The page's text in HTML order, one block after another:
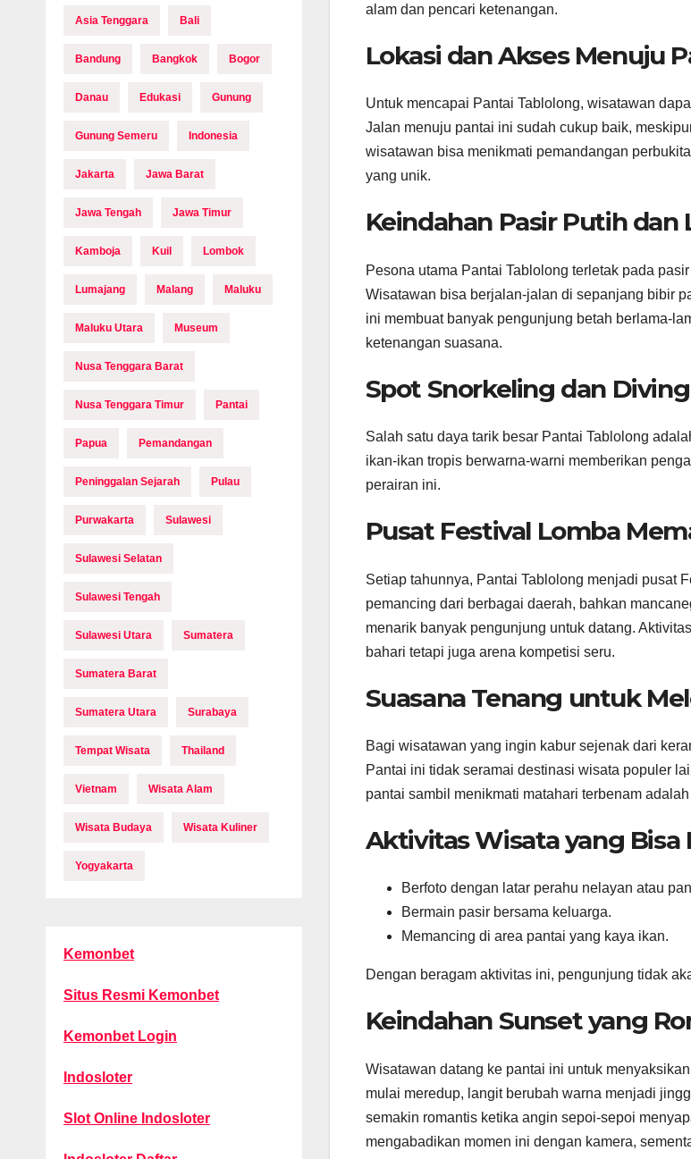
Asia Tenggara Bali
Bandung Bangkok Bogor
Danau Edukasi Gunung
Gunung Semeru Indonesia
Jakarta Jawa Barat
Jawa Tengah Jawa Timur
Kamboja Kuil Lombok
Lumajang Malang Maluku
Maluku Utara Museum
Nusa Tenggara Barat
Nusa Tenggara Timur Pantai
Papua Pemandangan
Peninggalan Sejarah Pulau
Purwakarta Sulawesi
Sulawesi Selatan
Sulawesi Tengah
Sulawesi Utara Sumatera
Sumatera Barat
Sumatera Utara Surabaya
Tempat Wisata Thailand
Vietnam Wisata Alam
Wisata Budaya Wisata Kuliner
Yogyakarta
Kemonbet
Situs Resmi Kemonbet
Kemonbet Login
Indosloter
Slot Online Indosloter
alam dan pencari ketenangan.
Lokasi dan Akses Menuju
Untuk mencapai Pantai Tablolong, wisatawan
Jalan menuju pantai ini sudah cukup baik,
wisatawan bisa menikmati pemandangan
yang unik.
Keindahan Pasir Putih dan
Pesona utama Pantai Tablolong terletak pada
Wisatawan bisa berjalan-jalan di sepanjang bibir
ini membuat banyak pengunjung betah berlama-
ketenangan suasana.
Spot Snorkeling dan Diving
Salah satu daya tarik besar Pantai Tablolong
ikan-ikan tropis berwarna-warni memberikan
perairan ini.
Pusat Festival Lomba
Setiap tahunnya, Pantai Tablolong menjadi pusat
pemancing dari berbagai daerah, bahkan
menarik banyak pengunjung untuk datang.
bahari tetapi juga arena kompetisi seru.
Suasana Tenang untuk
Bagi wisatawan yang ingin kabur sejenak dari
Pantai ini tidak seramai destinasi wisata populer
pantai sambil menikmati matahari terbenam
Aktivitas Wisata yang Bisa
Berfoto dengan latar perahu nelayan atau
Bermain pasir bersama keluarga.
Memancing di area pantai yang kaya ikan.
Dengan beragam aktivitas ini, pengunjung tidak
Keindahan Sunset yang
Wisatawan datang ke pantai ini untuk
mulai meredup, langit berubah warna menjadi
semakin romantis ketika angin sepoi-sepoi
mengabadikan momen ini dengan kamera,